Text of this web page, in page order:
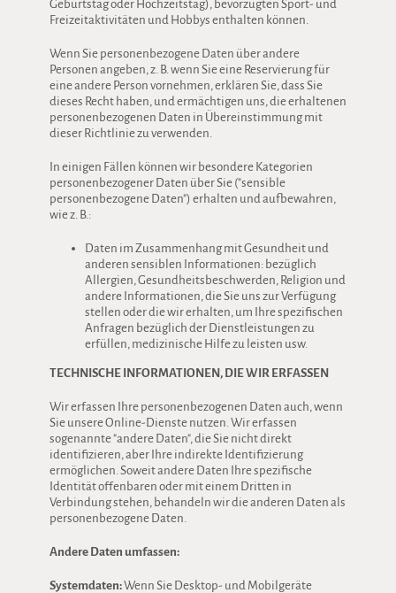
Geburtstag oder Hochzeitstag), bevorzugten Sport- und
Freizeitaktivitäten und Hobbys enthalten können.
Wenn Sie personenbezogene Daten über andere
Personen angeben, z. B. wenn Sie eine Reservierung für
eine andere Person vornehmen, erklären Sie, dass Sie
dieses Recht haben, und ermächtigen uns, die erhaltenen
personenbezogenen Daten in Übereinstimmung mit
dieser Richtlinie zu verwenden.
In einigen Fällen können wir besondere Kategorien
personenbezogener Daten über Sie ("sensible
personenbezogene Daten") erhalten und aufbewahren,
wie z. B.:
Daten im Zusammenhang mit Gesundheit und
anderen sensiblen Informationen: bezüglich
Allergien, Gesundheitsbeschwerden, Religion und
andere Informationen, die Sie uns zur Verfügung
stellen oder die wir erhalten, um Ihre spezifischen
Anfragen bezüglich der Dienstleistungen zu
erfüllen, medizinische Hilfe zu leisten usw.
TECHNISCHE INFORMATIONEN, DIE WIR ERFASSEN
Wir erfassen Ihre personenbezogenen Daten auch, wenn
Sie unsere Online-Dienste nutzen. Wir erfassen
sogenannte "andere Daten", die Sie nicht direkt
identifizieren, aber Ihre indirekte Identifizierung
ermöglichen. Soweit andere Daten Ihre spezifische
Identität offenbaren oder mit einem Dritten in
Verbindung stehen, behandeln wir die anderen Daten als
personenbezogene Daten.
Andere Daten umfassen:
Systemdaten:Wenn Sie Desktop- und Mobilgeräte